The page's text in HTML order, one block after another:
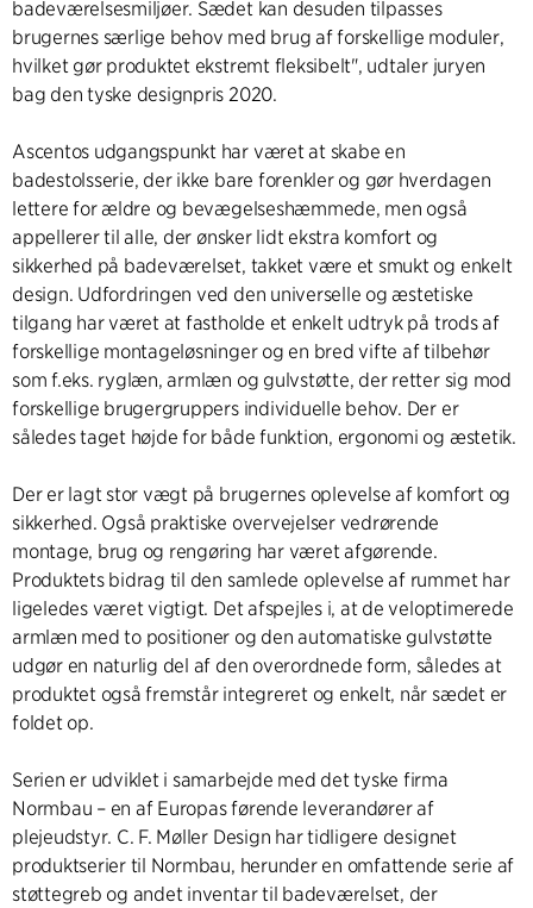
badeværelsesmiljøer. Sædet kan desuden tilpasses
brugernes særlige behov med brug af forskellige moduler,
hvilket gør produktet ekstremt fleksibelt", udtaler juryen
bag den tyske designpris 2020.
Ascentos udgangspunkt har været at skabe en
badestolsserie, der ikke bare forenkler og gør hverdagen
lettere for ældre og bevægelseshæmmede, men også
appellerer til alle, der ønsker lidt ekstra komfort og
sikkerhed på badeværelset, takket være et smukt og enkelt
design. Udfordringen ved den universelle og æstetiske
tilgang har været at fastholde et enkelt udtryk på trods af
forskellige montageløsninger og en bred vifte af tilbehør
som f.eks. ryglæn, armlæn og gulvstøtte, der retter sig mod
forskellige brugergruppers individuelle behov. Der er
således taget højde for både funktion, ergonomi og æstetik.
Der er lagt stor vægt på brugernes oplevelse af komfort og
sikkerhed. Også praktiske overvejelser vedrørende
montage, brug og rengøring har været afgørende.
Produktets bidrag til den samlede oplevelse af rummet har
ligeledes været vigtigt. Det afspejles i, at de veloptimerede
armlæn med to positioner og den automatiske gulvstøtte
udgør en naturlig del af den overordnede form, således at
produktet også fremstår integreret og enkelt, når sædet er
foldet op.
Serien er udviklet i samarbejde med det tyske firma
Normbau – en af Europas førende leverandører af
plejeudstyr. C. F. Møller Design har tidligere designet
produktserier til Normbau, herunder en omfattende serie af
støttegreb og andet inventar til badeværelset, der